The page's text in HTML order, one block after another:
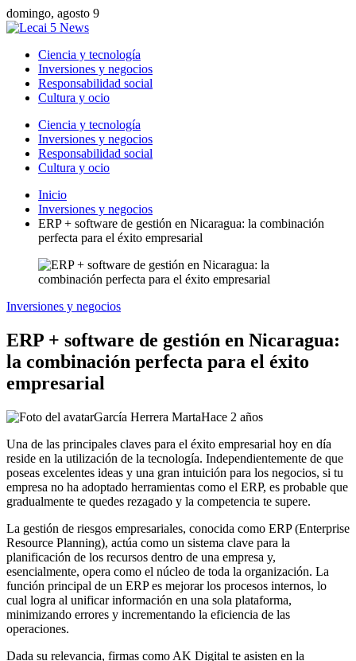
domingo, agosto 9
Ciencia y tecnología
Inversiones y negocios
Responsabilidad social
Cultura y ocio
Ciencia y tecnología
Inversiones y negocios
Responsabilidad social
Cultura y ocio
Inicio
Inversiones y negocios
ERP + software de gestión en Nicaragua: la combinación
perfecta para el éxito empresarial
Inversiones y negocios
ERP + software de gestión en Nicaragua:
la combinación perfecta para el éxito
empresarial
García Herrera MartaHace 2 años
Una de las principales claves para el éxito empresarial hoy en día
reside en la utilización de la tecnología. Independientemente de que
poseas excelentes ideas y una gran intuición para los negocios, si tu
empresa no ha adoptado herramientas como el ERP, es probable que
gradualmente te quedes rezagado y la competencia te supere.
La gestión de riesgos empresariales, conocida como ERP (Enterprise
Resource Planning), actúa como un sistema clave para la
planificación de los recursos dentro de una empresa y,
esencialmente, opera como el núcleo de toda la organización. La
función principal de un ERP es mejorar los procesos internos, lo
cual logra al unificar información en una sola plataforma,
minimizando errores y incrementando la eficiencia de las
operaciones.
Dada su relevancia, firmas como AK Digital te asisten en la